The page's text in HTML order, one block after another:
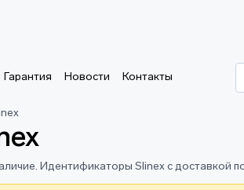
Гарантия Новости Контакты
Идентификаторы Slinex с доставкой